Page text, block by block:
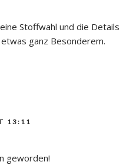
Stoffwahl und die Details
ganz Besonderem.
13:11
geworden!